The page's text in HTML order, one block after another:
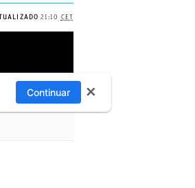
21:10 CET
Continuar ✕